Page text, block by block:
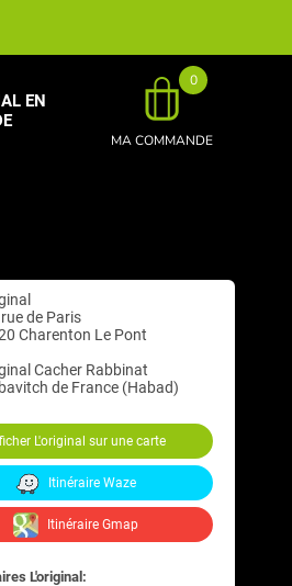
MA COMMANDE
0
EN
de Paris
Charenton Le Pont
Cacher Rabbinat
de France (Habad)
L'original sur une carte
Itinéraire Waze
Itinéraire Gmap
L'original: